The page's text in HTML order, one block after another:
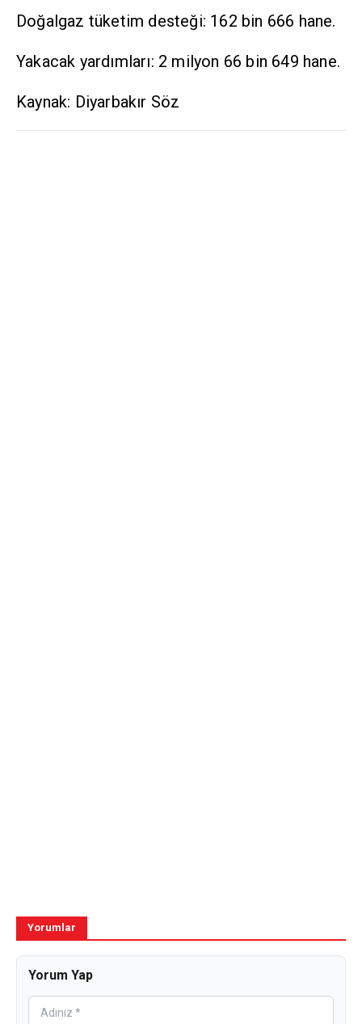
Doğalgaz tüketim desteği: 162 bin 666 hane.
Yakacak yardımları: 2 milyon 66 bin 649 hane.
Kaynak: Diyarbakır Söz
Yorumlar
Yorum Yap